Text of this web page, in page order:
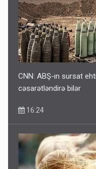
CNN: ABŞ-ın sursat
cəsarətləndirə bilər
16:24